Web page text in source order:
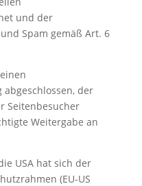
und der
Spam gemäß Art. 6
der
Seitenbesucher
Weitergabe an
USA hat sich der
(EU-US